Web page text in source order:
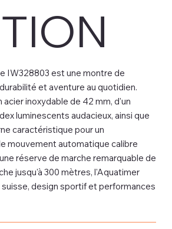
IW328803 est une montre de
et aventure au quotidien.
inoxydable de 42 mm, d'un
luminescents audacieux, ainsi que
caractéristique pour un
mouvement automatique calibre
réserve de marche remarquable de
jusqu'à 300 mètres, l'Aquatimer
design sportif et performances